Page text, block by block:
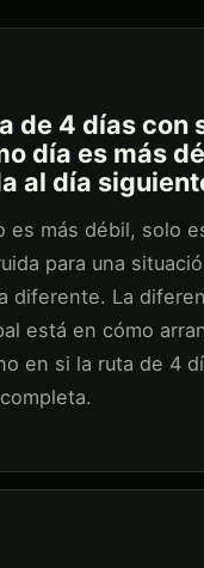
de 4 días con
día es más
al día
es más débil, solo
para una
diferente. La
está en cómo
en si la ruta de 4